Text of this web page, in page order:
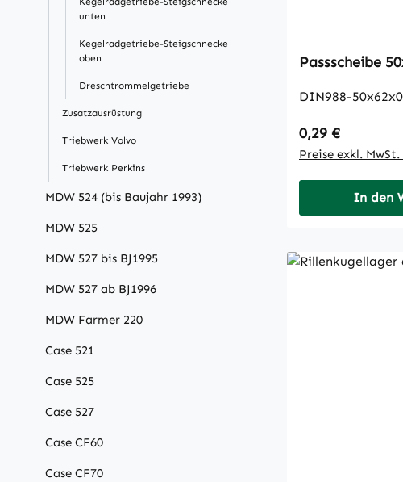
unten
Kegelradgetriebe-Steigschnecke
oben
Dreschtrommelgetriebe
Zusatzausrüstung
Triebwerk Volvo
Triebwerk Perkins
MDW 524 (bis Baujahr 1993)
MDW 525
MDW 527 bis BJ1995
MDW 527 ab BJ1996
MDW Farmer 220
Case 521
Case 525
Case 527
Case CF60
Case CF70
DIN988-
Regulärer Preis:
0,29 €
Preise exkl.
In den